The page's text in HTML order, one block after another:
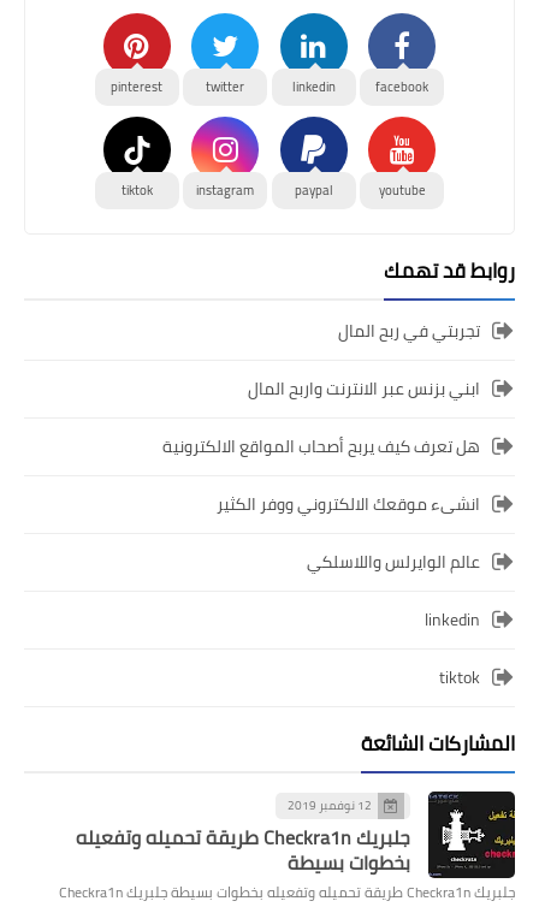
facebook
linkedin
twitter
pinterest
youtube
paypal
instagram
tiktok
روابط قد تهمك
تجربتي في ربح المال
ابني بزنس عبر الانترنت واربح المال
هل تعرف كيف يربح أصحاب المواقع الالكترونية
انشىء موقعك الالكتروني ووفر الكثير
عالم الوايرلس واللاسلكي
linkedin
tiktok
المشاركات الشائعة
12 نوفمبر 2019
جلبريك Checkra1n طريقة تحميله وتفعيله
بخطوات بسيطة
جلبريك Checkra1n طريقة تحميله وتفعيله بخطوات بسيطة جلبريك Checkra1n